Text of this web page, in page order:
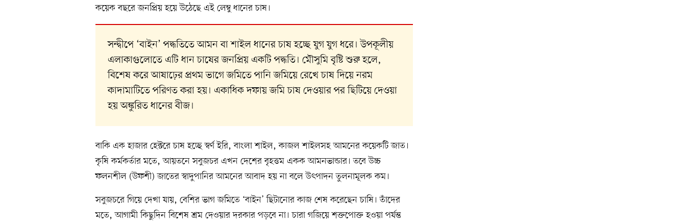
কয়েক বছরে জনপ্রিয় হয়ে উঠেছে এই লেম্বু ধানের চাষ।
সন্দ্বীপে ‘বাইন’ পদ্ধতিতে আমন বা শাইল ধানের চাষ হচ্ছে যুগ যুগ ধরে। উপকূলীয়
এলাকাগুলোতে এটি ধান চাষের জনপ্রিয় একটি পদ্ধতি। মৌসুমি বৃষ্টি শুরু হলে,
বিশেষ করে আষাঢ়ের প্রথম ভাগে জমিতে পানি জমিয়ে রেখে চাষ দিয়ে নরম
কাদামাটিতে পরিণত করা হয়। একাধিক দফায় জমি চাষ দেওয়ার পর ছিটিয়ে দেওয়া
হয় অঙ্কুরিত ধানের বীজ।
বাকি এক হাজার হেক্টরে চাষ হচ্ছে স্বর্ণ ইরি, বাংলা শাইল, কাজল শাইলসহ আমনের কয়েকটি জাত।
কৃষি কর্মকর্তার মতে, আয়তনে সবুজচর এখন দেশের বৃহত্তম একক আমনভান্ডার। তবে উচ্চ
ফলনশীল (উফশী) জাতের স্বাদুপানির আমনের আবাদ হয় না বলে উৎপাদন তুলনামূলক কম।
সবুজচরে গিয়ে দেখা যায়, বেশির ভাগ জমিতে ‘বাইন’ ছিটানোর কাজ শেষ করেছেন চাষি। তাঁদের
মতে, আগামী কিছুদিন বিশেষ শ্রম দেওয়ার দরকার পড়বে না। চারা গজিয়ে শক্তপোক্ত হওয়া পর্যন্ত